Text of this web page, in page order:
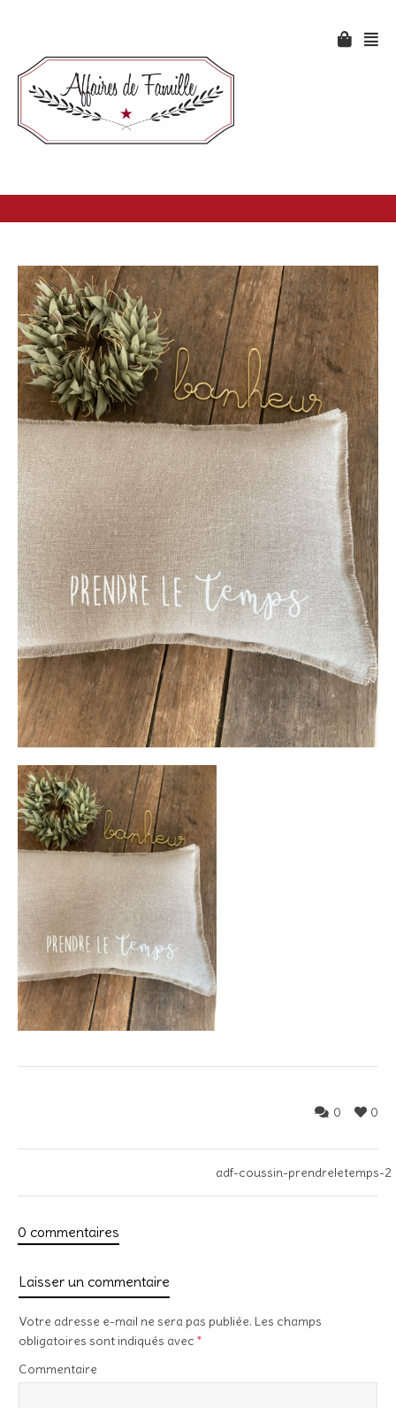
0
0
adf-coussin-prendreletemps-2
0 commentaires
Laisser un commentaire
Votre adresse e-mail ne sera pas publiée. Les champs
obligatoires sont indiqués avec *
Commentaire